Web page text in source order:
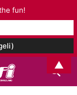
fun!
▲